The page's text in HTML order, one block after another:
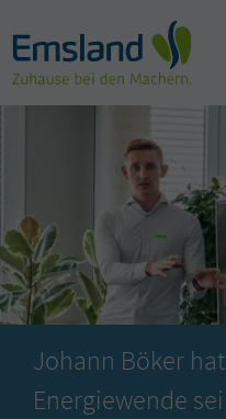
Johann Böker
Energiewende